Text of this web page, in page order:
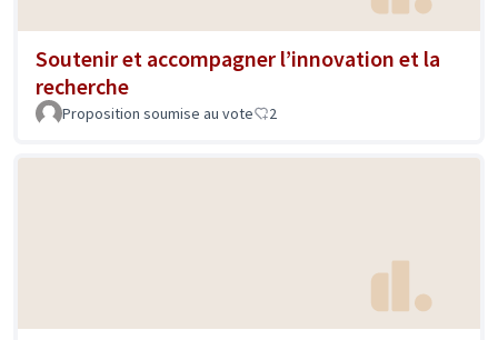
Soutenir et accompagner l’innovation et la
recherche
Proposition soumise au vote 2